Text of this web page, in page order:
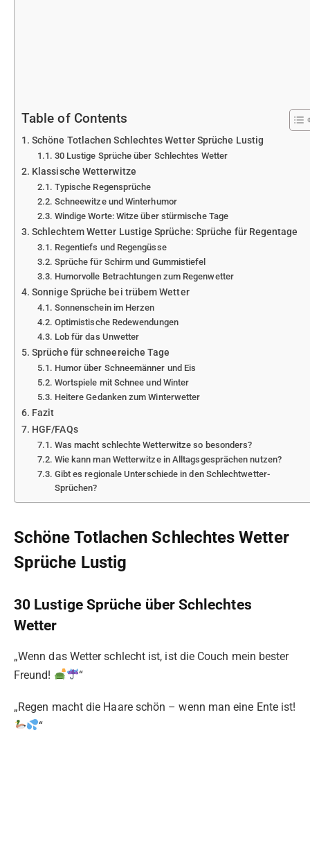
Table of Contents
Schöne Totlachen Schlechtes Wetter Sprüche Lustig
30 Lustige Sprüche über Schlechtes Wetter
Klassische Wetterwitze
Typische Regensprüche
Schneewitze und Winterhumor
Windige Worte: Witze über stürmische Tage
Schlechtem Wetter Lustige Sprüche: Sprüche für Regentage
Regentiefs und Regengüsse
Sprüche für Schirm und Gummistiefel
Humorvolle Betrachtungen zum Regenwetter
Sonnige Sprüche bei trübem Wetter
Sonnenschein im Herzen
Optimistische Redewendungen
Lob für das Unwetter
Sprüche für schneereiche Tage
Humor über Schneemänner und Eis
Wortspiele mit Schnee und Winter
Heitere Gedanken zum Winterwetter
Fazit
HGF/FAQs
Was macht schlechte Wetterwitze so besonders?
Wie kann man Wetterwitze in Alltagsgesprächen nutzen?
Gibt es regionale Unterschiede in den Schlechtwetter-
Sprüchen?
Schöne Totlachen Schlechtes Wetter
Sprüche Lustig
30 Lustige Sprüche über Schlechtes
Wetter
„Wenn das Wetter schlecht ist, ist die Couch mein bester
Freund!
“
„Regen macht die Haare schön – wenn man eine Ente ist!
“